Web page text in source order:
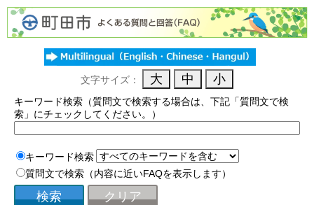
文字サイズ：
キーワード検索（質問文で検索する場合は、下記「質問文で検
索」にチェックしてください。）
キーワード検索
質問文で検索（内容に近いFAQを表示します）